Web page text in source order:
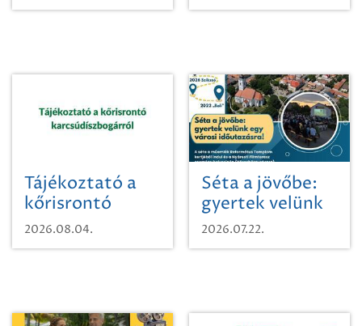
Tájékoztató a
kőrisrontó
karcsúdíszbogárról
2026.08.04.
Séta a jövőbe:
gyertek velünk
egy városi
időutazásra!
2026.07.22.